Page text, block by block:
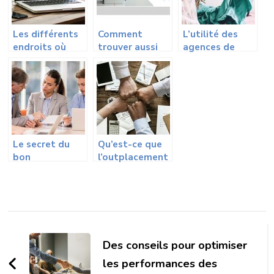
Les différents
endroits où
trouver du
travail.
Comment
trouver aussi
vite du travail ?
L’utilité des
agences de
Le secret du
bon
Qu’est-ce que
l’outplacement
d'article
Des conseils pour optimiser
les performances des